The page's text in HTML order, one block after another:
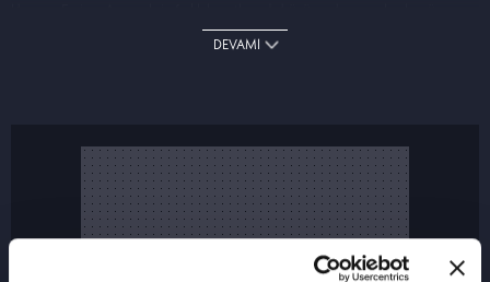
farkında olmasalar da kaderlerini değiştirecek bir yolun başındadır.
DEVAMI